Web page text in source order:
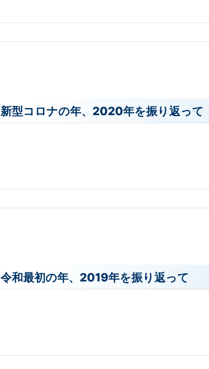
新型コロナの年、2020年を振り返って
令和最初の年、2019年を振り返って